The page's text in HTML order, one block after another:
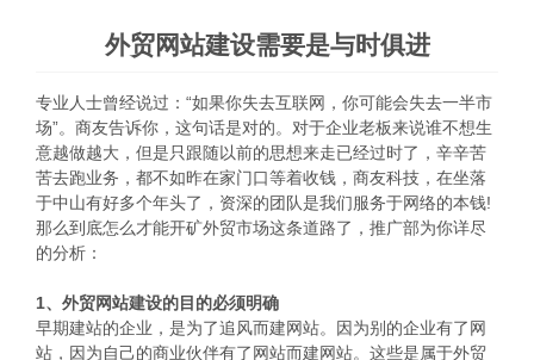
外贸网站建设需要是与时俱进
专业人士曾经说过：“如果你失去互联网，你可能会失去一半市
场”。商友告诉你，这句话是对的。对于企业老板来说谁不想生
意越做越大，但是只跟随以前的思想来走已经过时了，辛辛苦
苦去跑业务，都不如昨在家门口等着收钱，商友科技，在坐落
于中山有好多个年头了，资深的团队是我们服务于网络的本钱!
那么到底怎么才能开矿外贸市场这条道路了，推广部为你详尽
的分析：
1、外贸网站建设的目的必须明确
早期建站的企业，是为了追风而建网站。因为别的企业有了网
站，因为自己的商业伙伴有了网站而建网站。这些是属于外贸